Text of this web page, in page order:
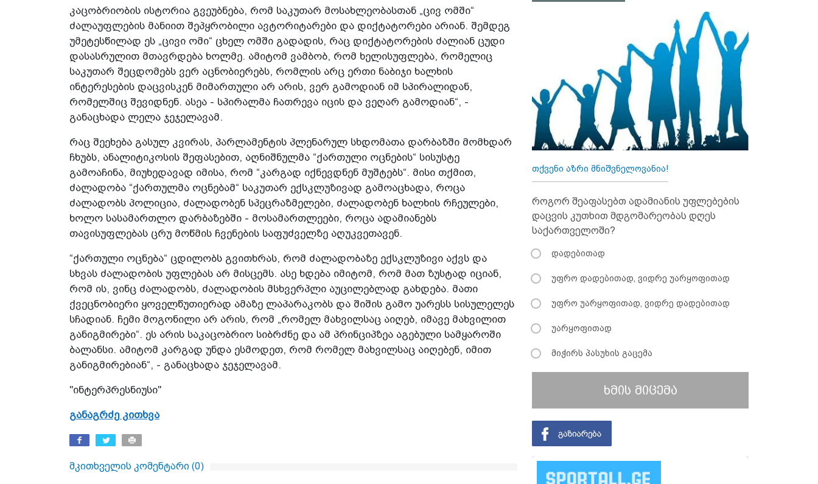
კაცობრიობის ისტორია გვეუბნება, რომ საკუთარ მოსახლეობასთან „ცივ ომში“
ძალაუფლების მანიით შეპყრობილი ავტორიტარები და დიქტატორები არიან. შემდეგ
უმეტესწილად ეს „ცივი ომი“ ცხელ ომში გადადის, რაც დიქტატორების ძალიან ცუდი
დასასრულით მთავრდება ხოლმე. ამიტომ ვამბობ, რომ ხელისუფლება, რომელიც
საკუთარ შეცდომებს ვერ აცნობიერებს, რომლის არც ერთი ნაბიჯი ხალხის
ინტერესების დაცვისკენ მიმართული არ არის, ვერ გამოდიან იმ სპირალიდან,
რომელშიც შევიდნენ. ასეა - სპირალმა ჩათრევა იცის და ვეღარ გამოდიან“, -
განაცხადა ლელა ჯეჯელავამ.
რაც შეეხება გასულ კვირას, პარლამენტის პლენარულ სხდომათა დარბაზში მომხდარ
ჩხუბს, ანალიტიკოსის შეფასებით, აღნიშნულმა “ქართული ოცნების“ სისუსტე
გამოაჩინა, მიუხედავად იმისა, რომ “კარგად იქნევდნენ მუშტებს“. მისი თქმით,
ძალადობა “ქართულმა ოცნებამ“ საკუთარ ექსკლუზივად გამოაცხადა, როცა
ძალადობს პოლიცია, ძალადობენ სპეცრაზმელები, ძალადობენ ხალხის რჩეულები,
ხოლო სასამართლო დარბაზებში - მოსამართლეები, როცა ადამიანებს
თავისუფლებას ცრუ მოწმის ჩვენების საფუძველზე აღუკვეთავენ.
“ქართული ოცნება“ ცდილობს გვითხრას, რომ ძალადობაზე ექსკლუზივი აქვს და
სხვას ძალადობის უფლებას არ მისცემს. ასე ხდება იმიტომ, რომ მათ ზუსტად იციან,
რომ ის, ვინც ძალადობს, ძალადობის მსხვერპლი აუცილებლად გახდება. მათი
ქვეცნობიერი ყოველწუთიერად ამაზე ლაპარაკობს და შიშის გამო უარესს სისულელეს
სჩადიან. ჩემი მოგონილი არ არის, რომ „რომელ მახვილსაც აიღებ, იმავე მახვილით
განიგმირები“. ეს არის საკაცობრიო სიბრძნე და ამ პრინციპზეა აგებული სამყაროში
ბალანსი. ამიტომ კარგად უნდა ესმოდეთ, რომ რომელ მახვილსაც აიღებენ, იმით
განიგმირებიან“, - განაცხადა ჯეჯელავამ.
"ინტერპრესნიუსი"
განაგრძე კითხვა
მკითხველის კომენტარი (0)
თქვენი აზრი მნიშვნელოვანია!
როგორ შეაფასებთ ადამიანის უფლებების
დაცვის კუთხით მდგომარეობას დღეს
საქართველოში?
დადებითად
უფრო დადებითად, ვიდრე უარყოფითად
უფრო უარყოფითად, ვიდრე დადებითად
უარყოფითად
მიჭირს პასუხის გაცემა
ხმის მიცემა